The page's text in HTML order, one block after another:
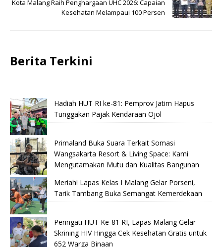
Kota Malang Raih Penghargaan UHC 2026: Capaian
Kesehatan Melampaui 100 Persen
Berita Terkini
Hadiah HUT RI ke-81: Pemprov Jatim Hapus
Tunggakan Pajak Kendaraan Ojol
Primaland Buka Suara Terkait Somasi
Wangsakarta Resort & Living Space: Kami
Mengutamakan Mutu dan Kualitas Bangunan
Meriah! Lapas Kelas I Malang Gelar Porseni,
Tarik Tambang Buka Semangat Kemerdekaan
Peringati HUT Ke-81 RI, Lapas Malang Gelar
Skrining HIV Hingga Cek Kesehatan Gratis untuk
652 Warga Binaan